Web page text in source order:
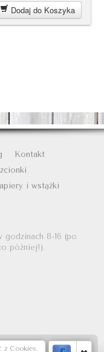
Dodaj do Koszyka
Kontakt
i wstążki
godzinach 8-16 (po
później!).
z Cookies.